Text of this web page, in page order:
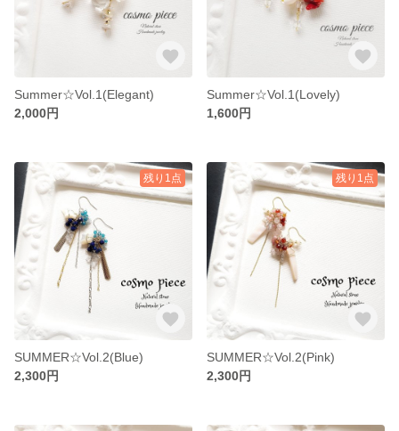
Summer☆Vol.1(Elegant)
2,000円
Summer☆Vol.1(Lovely)
1,600円
残り1点
SUMMER☆Vol.2(Blue)
2,300円
残り1点
SUMMER☆Vol.2(Pink)
2,300円